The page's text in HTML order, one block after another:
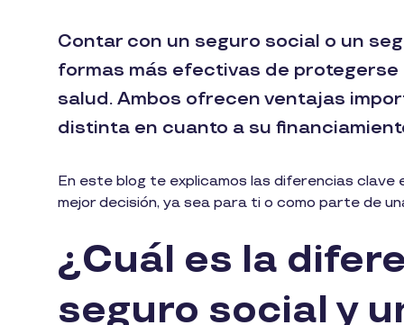
Contar con un seguro social o un
formas más efectivas de
salud. Ambos ofrecen ventajas
distinta en cuanto a su
En este blog te explicamos las diferencias
mejor decisión, ya sea para ti o como parte de
¿Cuál es la
seguro social y